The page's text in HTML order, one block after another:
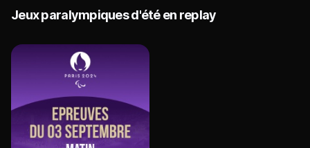
Jeux paralympiques d'été en replay